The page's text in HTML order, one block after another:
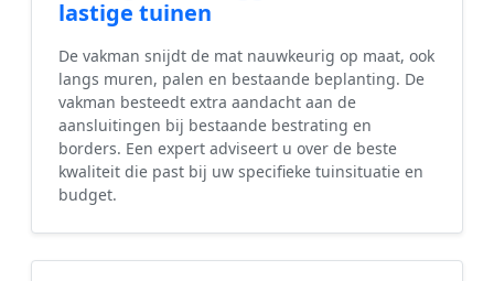
lastige tuinen
De vakman snijdt de mat nauwkeurig op maat, ook
langs muren, palen en bestaande beplanting. De
vakman besteedt extra aandacht aan de
aansluitingen bij bestaande bestrating en
borders. Een expert adviseert u over de beste
kwaliteit die past bij uw specifieke tuinsituatie en
budget.